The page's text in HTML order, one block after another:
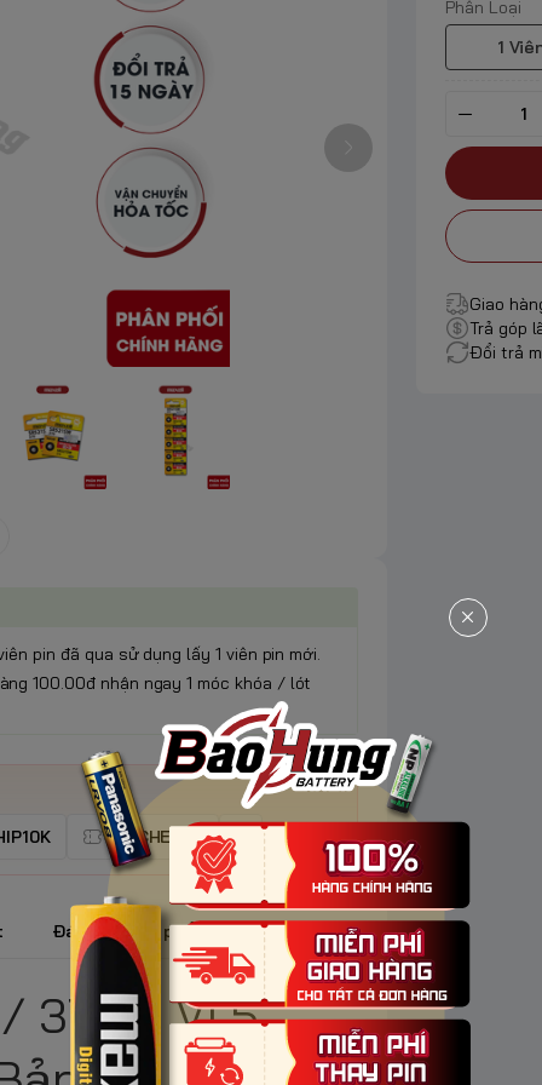
Phân Loại
1
Giao
Trả góp
Đổi trả
pin đã qua sử dụng lấy 1 viên pin mới.
100.00đ nhận ngay 1 móc khóa / lót
VOUCHER5K
Đánh giá sản phẩm
/ 379 – Vỉ 5